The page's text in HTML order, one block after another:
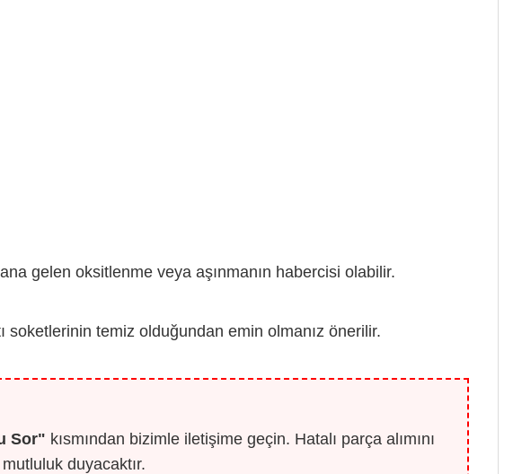
gelen oksitlenme veya aşınmanın habercisi olabilir.
soketlerinin temiz olduğundan emin olmanız önerilir.
Sor" kısmından bizimle iletişime geçin. Hatalı parça alımını
duyacaktır.